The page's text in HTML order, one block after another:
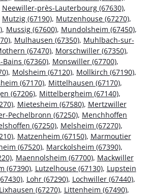
Neewiller-près-Lauterbourg (67630),
Mutzig (67190), Mutzenhouse (67270),
, Mussig (67600), Mundolsheim (67450),
, Mulhausen (67350), Muhlbach-sur-
(67470), Morschwiller (67350),
(67360), Monswiller (67700),
, Molsheim (67120), Mollkirch (67190),
(67170), Mittelhausen (67170),
(67206), Mittelbergheim (67140),
, Mietesheim (67580), Mertzwiller
Pechelbronn (67250), Menchhoffen
(67250), Melsheim (67270),
, Matzenheim (67150), Marmoutier
(67520), Marckolsheim (67390),
, Maennolsheim (67700), Mackwiller
(67390), Lutzelhouse (67130), Lupstein
, Lohr (67290), Lochwiller (67440),
Lixhausen (67270), Littenheim (67490),